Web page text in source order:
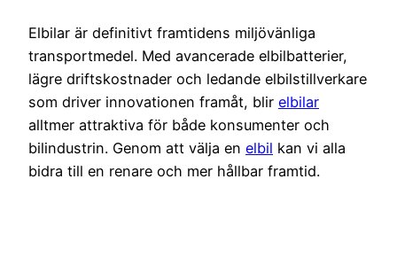
Elbilar är definitivt framtidens miljövänliga
transportmedel. Med avancerade elbilbatterier,
lägre driftskostnader och ledande elbilstillverkare
som driver innovationen framåt, blir elbilar
alltmer attraktiva för både konsumenter och
bilindustrin. Genom att välja en elbil kan vi alla
bidra till en renare och mer hållbar framtid.